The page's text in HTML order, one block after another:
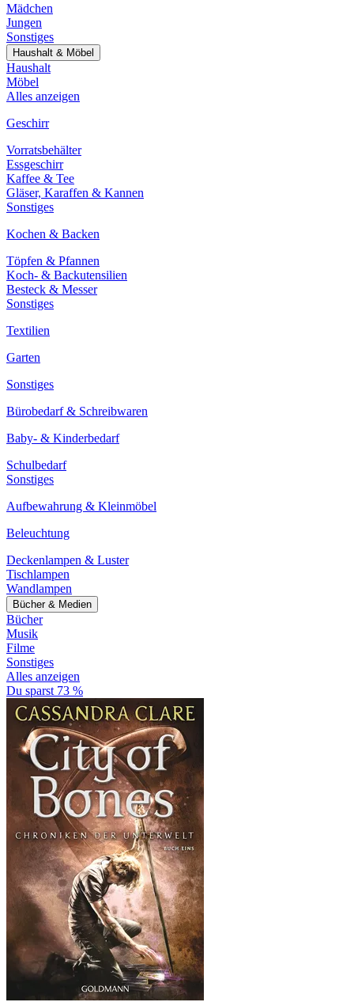
Mädchen
Jungen
Sonstiges
Haushalt & Möbel
Haushalt
Möbel
Alles anzeigen
Geschirr
Vorratsbehälter
Essgeschirr
Kaffee & Tee
Gläser, Karaffen & Kannen
Sonstiges
Kochen & Backen
Töpfen & Pfannen
Koch- & Backutensilien
Besteck & Messer
Sonstiges
Textilien
Garten
Sonstiges
Bürobedarf & Schreibwaren
Baby- & Kinderbedarf
Schulbedarf
Sonstiges
Aufbewahrung & Kleinmöbel
Beleuchtung
Deckenlampen & Luster
Tischlampen
Wandlampen
Bücher & Medien
Bücher
Musik
Filme
Sonstiges
Alles anzeigen
Du sparst 73 %